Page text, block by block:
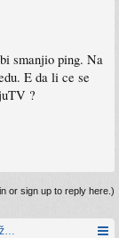
smanjio ping. Na
E da li ce se
?
or sign up to reply here.)
i web servisi